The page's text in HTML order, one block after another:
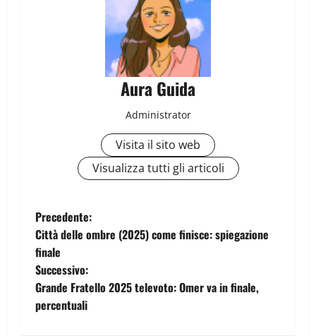
Aura Guida
Administrator
Visita il sito web
Visualizza tutti gli articoli
Precedente:
Città delle ombre (2025) come finisce: spiegazione
finale
Successivo:
Grande Fratello 2025 televoto: Omer va in finale,
percentuali